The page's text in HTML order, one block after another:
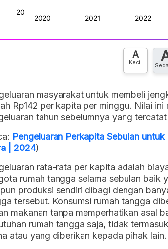
A
Kecil
masyarakat untuk membeli
Rp142 per kapita per minggu. Nilai
tahun sebelumnya yang
Pengeluaran Perkapita Sebulan
| 2024)
rata-rata per kapita adalah
rumah tangga selama sebulan baik
produksi sendiri dibagi dengan
tersebut. Konsumsi rumah tangga
makanan tanpa memperhatikan asal
rumah tangga saja, tidak
atau yang diberikan kepada pihak lain.